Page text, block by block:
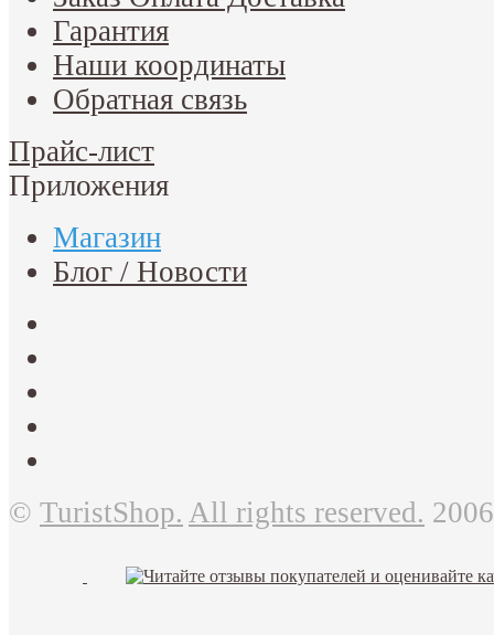
Гарантия
Наши координаты
Обратная связь
Прайс-лист
Приложения
Магазин
Блог / Новости
© TuristShop. All rights reserved.